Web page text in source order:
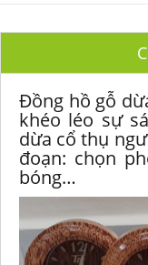
Đồng hồ gỗ
khéo léo sự
dừa cổ thụ
đoạn: chọn
bóng…